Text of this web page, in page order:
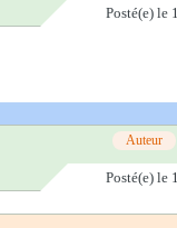
Posté(e) le
Auteur
Posté(e) le